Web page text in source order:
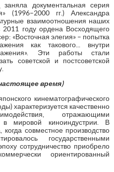
документальная серия
(1996–2000 гг.) Александра
взаимоотношения наших
году ордена Восходящего
«Восточная элегия» – попытка
как такового... внутри
Эти работы стали
советской и постсоветской
время)
кинематографического
характеризуется качественно
отражающими
в мировой киноиндустрии. В
когда совместное производство
государственными
сотрудничество приобрело
ориентированный